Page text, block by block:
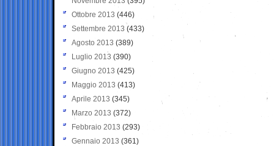
Ottobre 2013 (446)
Settembre 2013 (433)
Agosto 2013 (389)
Luglio 2013 (390)
Giugno 2013 (425)
Maggio 2013 (413)
Aprile 2013 (345)
Marzo 2013 (372)
Febbraio 2013 (293)
Gennaio 2013 (361)